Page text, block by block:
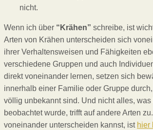
nicht.
Wenn ich über “Krähen” schreibe, ist
Arten von Krähen unterscheiden sich
ihrer Verhaltensweisen und Fähigkeiten
verschiedene Gruppen und auch
direkt voneinander lernen, setzen sich
innerhalb einer Familie oder Gruppe
völlig unbekannt sind. Und nicht alles, was
beobachtet wurde, trifft auf andere Arten
voneinander unterscheiden kannst, ist hier